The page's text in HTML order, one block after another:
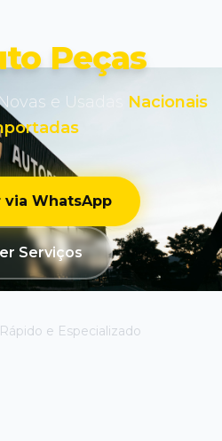
Peças
e Usadas Nacionais
via WhatsApp
Serviços
e Especializado